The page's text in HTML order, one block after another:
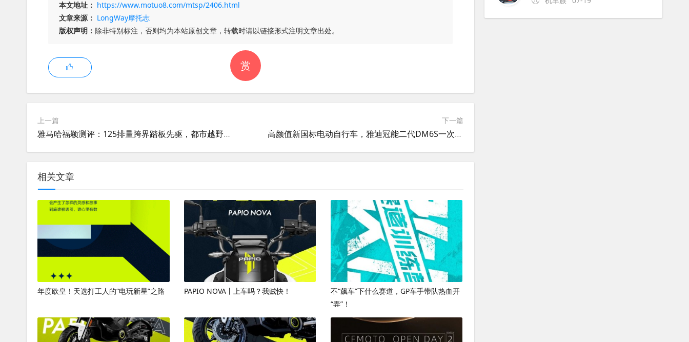
本文地址： https://www.motuo8.com/mtsp/2406.html
文章来源： LongWay摩托志
版权声明： 除非特别标注，否则均为本站原创文章，转载时请以链接形式注明文章出处。
赏
上一篇
雅马哈福颖测评：125排量跨界踏板先驱，都市越野两不误
下一篇
高颜值新国标电动自行车，雅迪冠能二代DM6S一次充电多跑一倍
相关文章
年度欧皇！天选打工人的“电玩新星”之路 PAPIO NOVA丨上车吗？我贼快！
不“飙车”下什么赛道，GP车手带队热血开
“弄”！